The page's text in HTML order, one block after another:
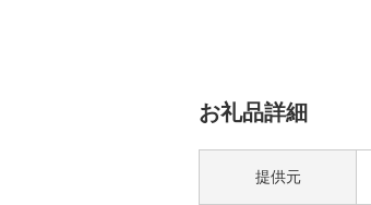
お礼品詳細
提供元